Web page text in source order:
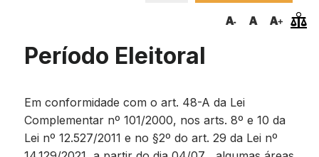
Período Eleitoral
Em conformidade com o art. 48-A da Lei
Complementar nº 101/2000, nos arts. 8º e 10 da
Lei nº 12.527/2011 e no §2º do art. 29 da Lei nº